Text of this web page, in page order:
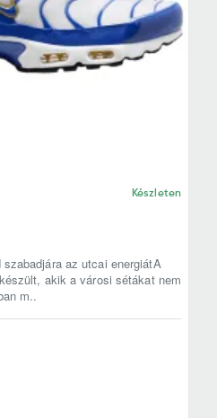
Készleten
az utcai energiátA
akik a városi sétákat nem
m..